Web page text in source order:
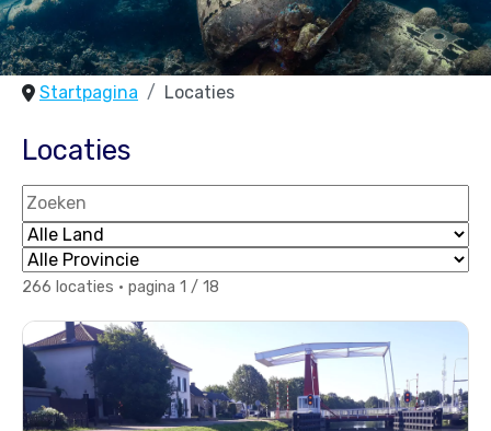
Startpagina Locaties
Locaties
Zoeken
Land
Provincie
266 locaties · pagina 1 / 18